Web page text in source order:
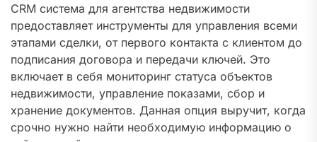
CRM система для агентства недвижимости
предоставляет инструменты для управления всеми
этапами сделки, от первого контакта с клиентом до
подписания договора и передачи ключей. Это
включает в себя мониторинг статуса объектов
недвижимости, управление показами, сбор и
хранение документов. Данная опция выручит, когда
срочно нужно найти необходимую информацию о